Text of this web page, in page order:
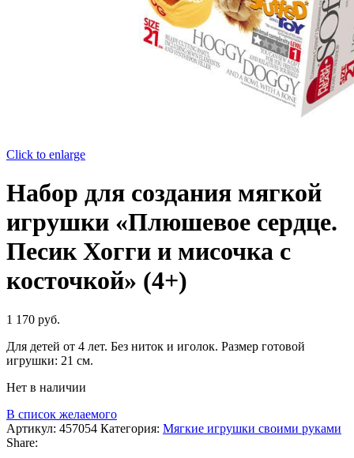
Click to enlarge
Набор для создания мягкой
игрушки «Плюшевое сердце.
Песик Хогги и мисочка с
косточкой» (4+)
1 170 руб.
Для детей от 4 лет. Без ниток и иголок. Размер готовой
игрушки: 21 см.
Нет в наличии
В список желаемого
Артикул: 457054 Категория: Мягкие игрушки своими руками
Share: